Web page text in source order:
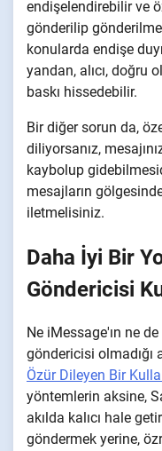
endişelendirebilir ve
gönderilip
konularda endişe
yandan, alıcı, doğru
baskı hissedebilir.
Bir diğer sorun da,
diliyorsanız,
kaybolup
mesajların
iletmelisiniz.
Daha İyi Bir
Göndericisi
Ne iMessage'ın ne
göndericisi olmadığı
Özür Dileyen Bir
yöntemlerin aksine,
akılda kalıcı hale
göndermek yerine,